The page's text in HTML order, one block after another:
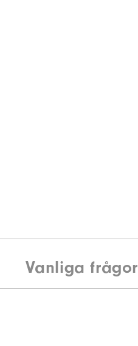
Vanliga frågor